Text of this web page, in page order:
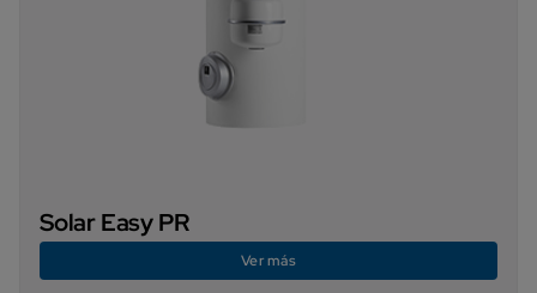
Solar Easy PR
Ver más